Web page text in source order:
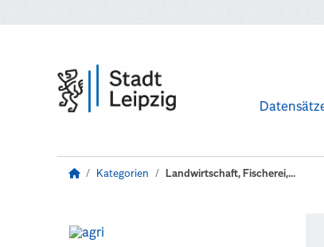
Kategorien Landwirtschaft, Fischerei,...